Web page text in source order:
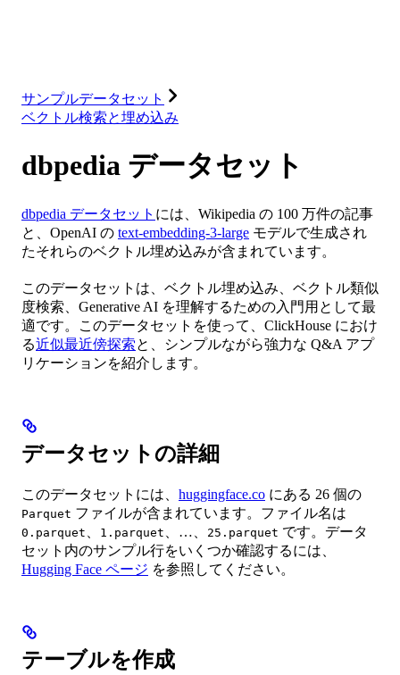
サンプルデータセット
ベクトル検索と埋め込み
dbpedia データセット
dbpedia データセット には、Wikipedia の 100 万件の記事
と、OpenAI の text-embedding-3-large モデルで生成され
たそれらのベクトル埋め込みが含まれています。
このデータセットは、ベクトル埋め込み、ベクトル類似
度検索、Generative AI を理解するための入門用として最
適です。このデータセットを使って、ClickHouse におけ
る近似最近傍探索と、シンプルながら強力な Q&A アプ
リケーションを紹介します。
データセットの詳細
このデータセットには、 huggingface.co にある 26 個の
Parquet ファイルが含まれています。ファイル名は
0.parquet 1.parquet 、…、 25.parquet です。データ
セット内のサンプル行をいくつか確認するには、
Hugging Face ページ を参照してください。
テーブルを作成